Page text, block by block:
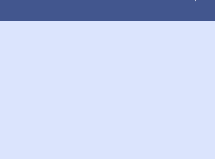
，我有甚麼權利可以保護自己？
？
則及指示》